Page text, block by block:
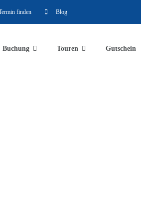
finden Blog
Buchung Touren Gutschein